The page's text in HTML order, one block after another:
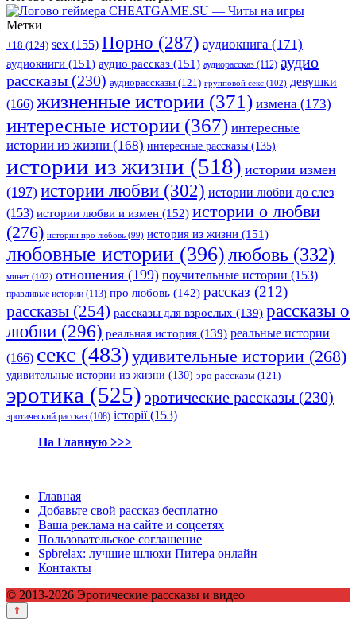
Метки
+18 (124) sex (155) Порно (287) аудиокнига (171)
аудиокниги (151) аудио рассказ (151) аудиорассказ (112) аудио
рассказы (230) аудиорассказы (121) групповой секс (102) девушки
(166) жизненные истории (371) измена (173)
интересные истории (367) интересные
истории из жизни (168) интересные рассказы (135)
истории из жизни (518) истории измен
(197) истории любви (302) истории любви до слез
(153) истории любви и измен (152) истории о любви
(276) истории про любовь (99) история из жизни (151)
любовные истории (396)любовь (332)
минет (102) отношения (199) поучительные истории (153)
правдивые истории (113) про любовь (142) рассказ (212)
рассказы (254) рассказы для взрослых (139) рассказы о
любви (296) реальная история (139) реальные истории
(166) секс (483) удивительные истории (268)
удивительные истории из жизни (130) эро рассказы (121)
эротика (525) эротические рассказы (230)
эротический рассказ (108) історії(153)
На Главную >>>
Главная
Добавьте свой рассказ бесплатно
Ваша реклама на сайте и соцсетях
Пользовательское соглашение
Spbrelax: лучшие шлюхи Питера онлайн
Контакты
© 2013-2026 Эротические рассказы и видео